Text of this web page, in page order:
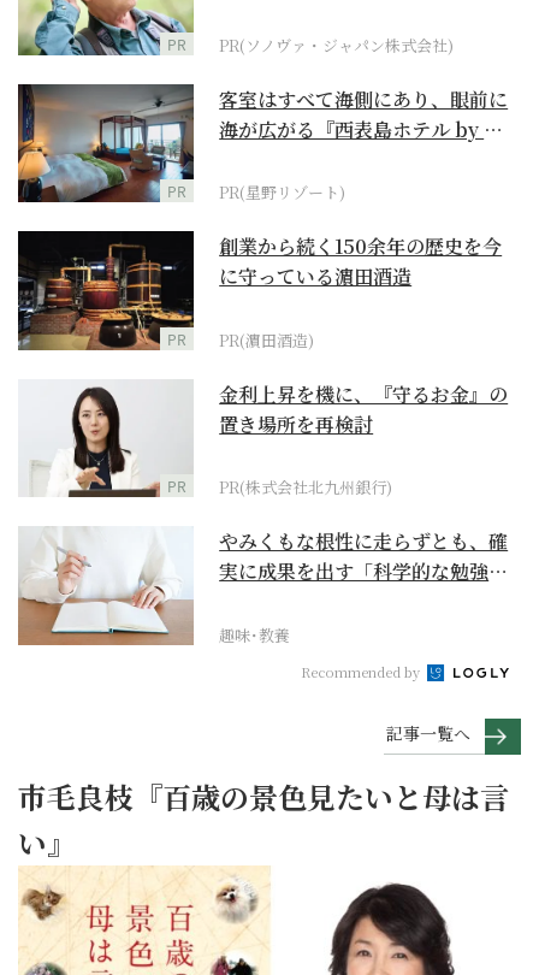
PR PR(ソノヴァ・ジャパン株式会社)
PR
客室はすべて海側にあり、眼前に
海が広がる『西表島ホテル by 星
PR(星野リゾート)
PR
創業から続く150余年の歴史を今
に守っている濵田酒造
PR(濵田酒造)
PR
金利上昇を機に、『守るお金』の
置き場所を再検討
PR(株式会社北九州銀行)
やみくもな根性に走らずとも、確
実に成果を出す「科学的な勉強
趣味･教養
Recommended by
記事一覧へ
市毛良枝『百歳の景色見たいと母は言
い』